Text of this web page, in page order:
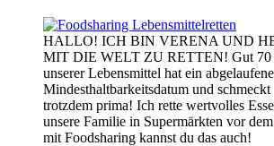
HALLO! ICH BIN VERENA UND
MIT DIE WELT ZU RETTEN! Gut 70
unserer Lebensmittel hat ein
Mindesthaltbarkeitsdatum und schmeckt
trotzdem prima! Ich rette wertvolles
unsere Familie in Supermärkten vor
mit Foodsharing kannst du das auch!